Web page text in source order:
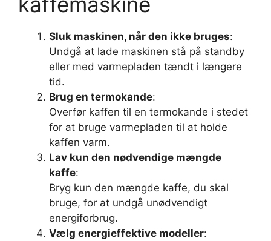
Sluk maskinen, når den ikke bruges:
Undgå at lade maskinen stå på standby
eller med varmepladen tændt i længere
tid.
Brug en termokande:
Overfør kaffen til en termokande i stedet
for at bruge varmepladen til at holde
kaffen varm.
Lav kun den nødvendige mængde
kaffe:
Bryg kun den mængde kaffe, du skal
bruge, for at undgå unødvendigt
energiforbrug.
Vælg energieffektive modeller: